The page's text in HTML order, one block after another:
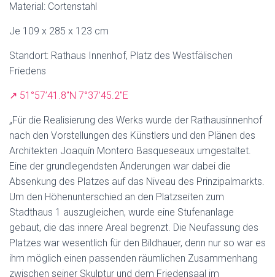
Material: Cortenstahl
Je 109 x 285 x 123 cm
Standort: Rathaus Innenhof, Platz des Westfälischen
Friedens
↗ 51°57’41.8″N 7°37’45.2″E
„Für die Realisierung des Werks wurde der Rathausinnenhof
nach den Vorstellungen des Künstlers und den Plänen des
Architekten Joaquín Montero Basqueseaux umgestaltet.
Eine der grundlegendsten Änderungen war dabei die
Absenkung des Platzes auf das Niveau des Prinzipalmarkts.
Um den Höhenunterschied an den Platzseiten zum
Stadthaus 1 auszugleichen, wurde eine Stufenanlage
gebaut, die das innere Areal begrenzt. Die Neufassung des
Platzes war wesentlich für den Bildhauer, denn nur so war es
ihm möglich einen passenden räumlichen Zusammenhang
zwischen seiner Skulptur und dem Friedensaal im